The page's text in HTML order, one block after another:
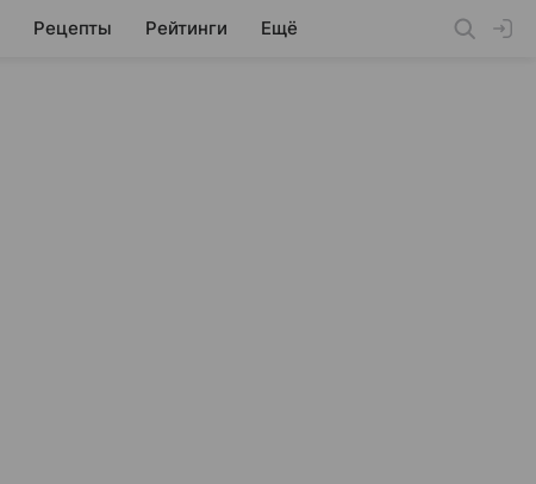
Рецепты Рейтинги Ещё